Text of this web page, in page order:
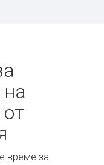
време за